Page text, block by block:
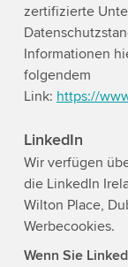
zertifizierte
Informationen
folgendem
Link: https://
LinkedIn
Wir verfügen
die LinkedIn
Wilton Place,
Werbecookies.
Wenn Sie